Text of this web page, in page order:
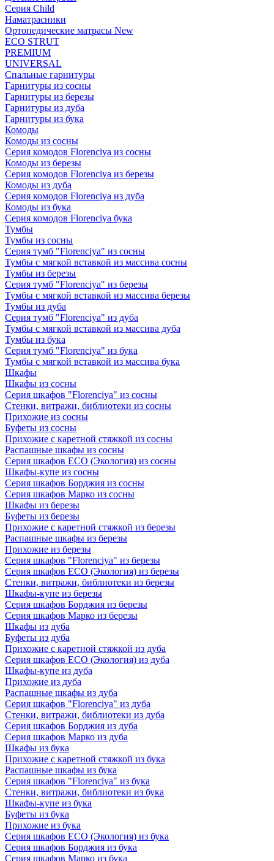
Серия Child
Наматрасники
Ортопедические матрасы New
ECO STRUT
PREMIUM
UNIVERSAL
Спальные гарнитуры
Гарнитуры из сосны
Гарнитуры из березы
Гарнитуры из дуба
Гарнитуры из бука
Комоды
Комоды из сосны
Серия комодов Florenciya из сосны
Комоды из березы
Серия комодов Florenciya из березы
Комоды из дуба
Серия комодов Florenciya из дуба
Комоды из бука
Серия комодов Florenciya бука
Тумбы
Тумбы из сосны
Серия тумб "Florenciya" из сосны
Тумбы с мягкой вставкой из массива сосны
Тумбы из березы
Серия тумб "Florenciya" из березы
Тумбы с мягкой вставкой из массива березы
Тумбы из дуба
Серия тумб "Florenciya" из дуба
Тумбы с мягкой вставкой из массива дуба
Тумбы из бука
Серия тумб "Florenciya" из бука
Тумбы с мягкой вставкой из массива бука
Шкафы
Шкафы из сосны
Серия шкафов "Florenciya" из сосны
Стенки, витражи, библиотеки из сосны
Прихожие из сосны
Буфеты из сосны
Прихожие с каретной стяжкой из сосны
Распашные шкафы из сосны
Серия шкафов ECO (Экология) из сосны
Шкафы-купе из сосны
Серия шкафов Борджия из сосны
Серия шкафов Марко из сосны
Шкафы из березы
Буфеты из березы
Прихожие с каретной стяжкой из березы
Распашные шкафы из березы
Прихожие из березы
Серия шкафов "Florenciya" из березы
Серия шкафов ECO (Экология) из березы
Стенки, витражи, библиотеки из березы
Шкафы-купе из березы
Серия шкафов Борджия из березы
Серия шкафов Марко из березы
Шкафы из дуба
Буфеты из дуба
Прихожие с каретной стяжкой из дуба
Серия шкафов ECO (Экология) из дуба
Шкафы-купе из дуба
Прихожие из дуба
Распашные шкафы из дуба
Серия шкафов "Florenciya" из дуба
Стенки, витражи, библиотеки из дуба
Серия шкафов Борджия из дуба
Серия шкафов Марко из дуба
Шкафы из бука
Прихожие с каретной стяжкой из бука
Распашные шкафы из бука
Серия шкафов "Florenciya" из бука
Стенки, витражи, библиотеки из бука
Шкафы-купе из бука
Буфеты из бука
Прихожие из бука
Серия шкафов ECO (Экология) из бука
Серия шкафов Борджия из бука
Серия шкафов Марко из бука